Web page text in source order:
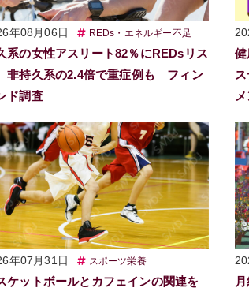
年08月06日 REDs・エネルギー不足
系の女性アスリート82％にREDsリス
持久系の2.4倍で重症例も フィン
ド調査
健
年07月31日 スポーツ栄養
ケットボールとカフェインの関連を